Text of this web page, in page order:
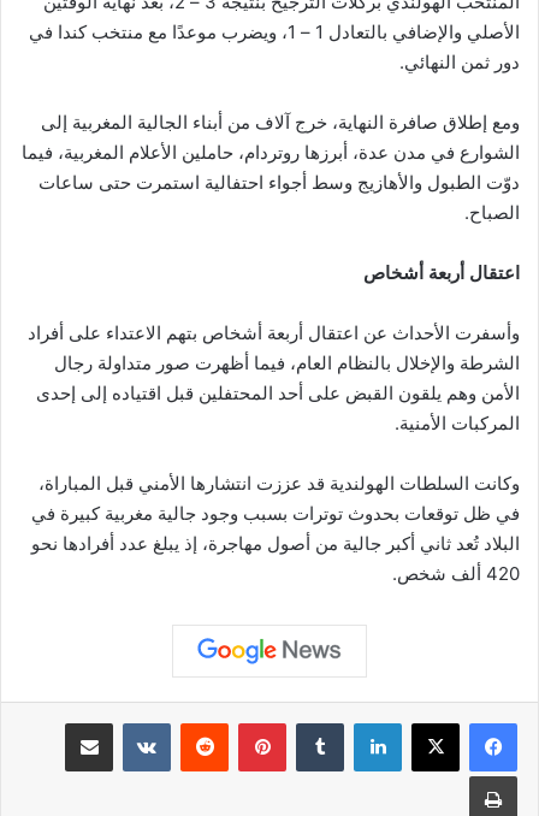
الأصلي والإضافي بالتعادل 1 – 1، ويضرب موعدًا مع منتخب كندا في
دور ثمن النهائي.
ومع إطلاق صافرة النهاية، خرج آلاف من أبناء الجالية المغربية إلى
الشوارع في مدن عدة، أبرزها روتردام، حاملين الأعلام المغربية، فيما
دوّت الطبول والأهازيج وسط أجواء احتفالية استمرت حتى ساعات
الصباح.
اعتقال أربعة أشخاص
وأسفرت الأحداث عن اعتقال أربعة أشخاص بتهم الاعتداء على أفراد
الشرطة والإخلال بالنظام العام، فيما أظهرت صور متداولة رجال
الأمن وهم يلقون القبض على أحد المحتفلين قبل اقتياده إلى إحدى
المركبات الأمنية.
وكانت السلطات الهولندية قد عززت انتشارها الأمني قبل المباراة،
في ظل توقعات بحدوث توترات بسبب وجود جالية مغربية كبيرة في
البلاد تُعد ثاني أكبر جالية من أصول مهاجرة، إذ يبلغ عدد أفرادها نحو
420 ألف شخص.
لينكدإن بينتيريست مشاركة عبر البريد
طباعة